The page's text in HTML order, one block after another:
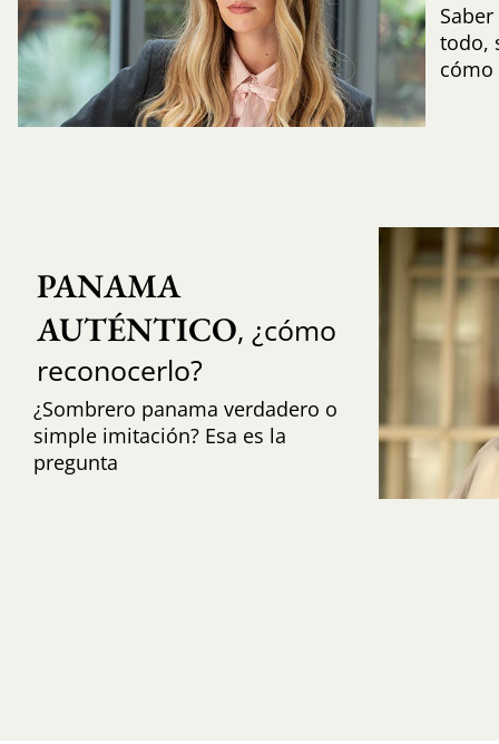
todo,
cómo
PANAMA
AUTÉNTICO, ¿cómo
reconocerlo?
¿Sombrero panama verdadero o
simple imitación? Esa es la
pregunta